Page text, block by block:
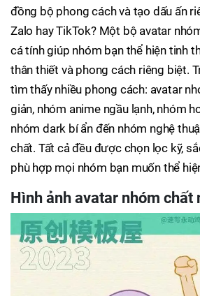
đồng bộ phong cách và tạo dấu ấn
Zalo hay TikTok? Một bộ avatar
cá tính giúp nhóm bạn thể hiện tinh
thân thiết và phong cách riêng biệt.
tìm thấy nhiều phong cách: avatar
giản, nhóm anime ngầu lạnh, nhóm
nhóm dark bí ẩn đến nhóm nghệ
chất. Tất cả đều được chọn lọc kỹ,
phù hợp mọi nhóm bạn muốn thể
Hình ảnh avatar nhóm chất